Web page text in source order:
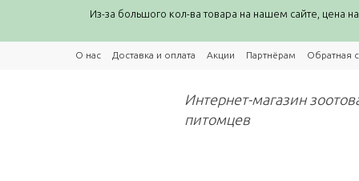
Из-за большого кол-ва товара на нашем сайте, цена
О нас Доставка и оплата Акции Партнёрам Обратная
Интернет-магазин
питомцев